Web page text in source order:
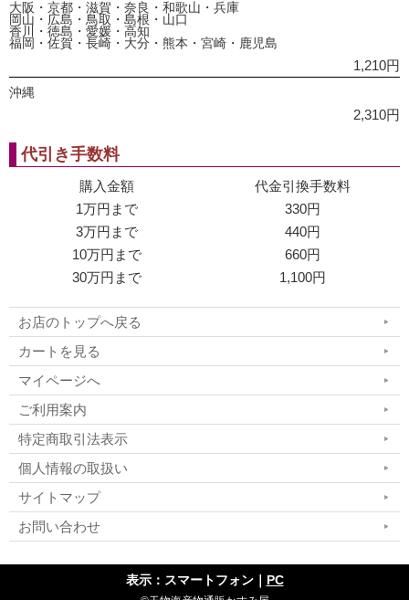
大阪・京都・滋賀・奈良・和歌山・兵庫
岡山・広島・鳥取・島根・山口
香川・徳島・愛媛・高知
福岡・佐賀・長崎・大分・熊本・宮崎・鹿児島
1,210円
沖縄
2,310円
代引き手数料
購入金額
代金引換手数料
1万円まで
330円
3万円まで
440円
10万円まで
660円
30万円まで
1,100円
お店のトップへ戻る
カートを見る
マイページへ
ご利用案内
特定商取引法表示
個人情報の取扱い
サイトマップ
お問い合わせ
表示：スマートフォン｜ PC